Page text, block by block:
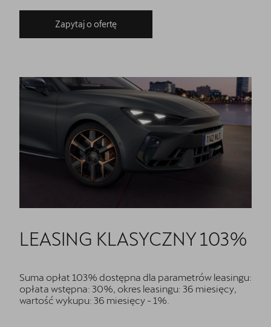
Zapytaj o ofertę
LEASING KLASYCZNY 103%
Suma opłat 103% dostępna dla parametrów leasingu:
opłata wstępna: 30%, okres leasingu: 36 miesięcy,
wartość wykupu: 36 miesięcy - 1%.